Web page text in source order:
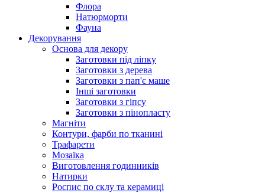
Флора
Натюрморти
Фауна
Декорування
Основа для декору
Заготовки під ліпку
Заготовки з дерева
Заготовки з пап'є маше
Інші заготовки
Заготовки з гіпсу
Заготовки з пінопласту
Магніти
Контури, фарби по тканині
Трафарети
Мозаїка
Виготовлення годинників
Натирки
Роспис по склу та керамиці